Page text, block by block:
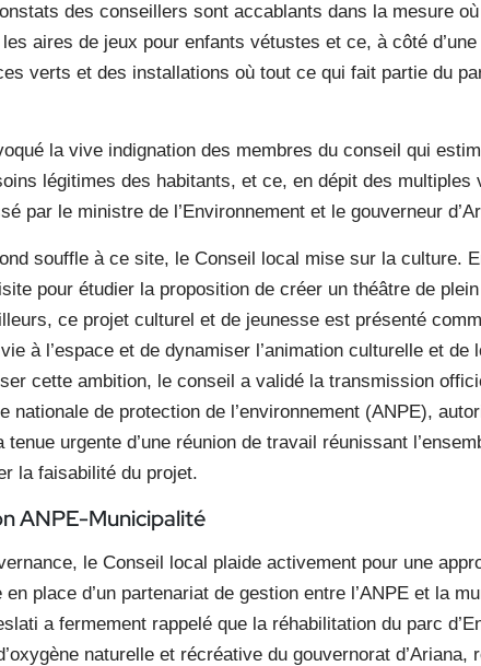
des conseillers sont accablants dans la mesure
aires de jeux pour enfants vétustes et ce, à côté
verts et des installations où tout ce qui fait partie du
la vive indignation des membres du conseil qui
légitimes des habitants, et ce, en dépit des multiples
par le ministre de l’Environnement et le gouverneur
souffle à ce site, le Conseil local mise sur la culture.
pour étudier la proposition de créer un théâtre de
ce projet culturel et de jeunesse est présenté
à l’espace et de dynamiser l’animation culturelle et de
cette ambition, le conseil a validé la transmission
nationale de protection de l’environnement (ANPE),
tenue urgente d’une réunion de travail réunissant
la faisabilité du projet.
ANPE-Municipalité
le Conseil local plaide activement pour une
place d’un partenariat de gestion entre l’ANPE et la
a fermement rappelé que la réhabilitation du parc
naturelle et récréative du gouvernorat d’Ariana,